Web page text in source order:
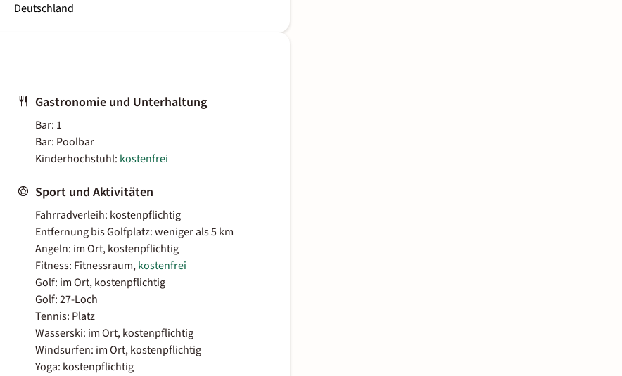
Deutschland
Gastronomie und Unterhaltung
Bar: 1
Bar: Poolbar
Kinderhochstuhl: kostenfrei
Sport und Aktivitäten
Fahrradverleih: kostenpflichtig
Entfernung bis Golfplatz: weniger als 5 km
Angeln: im Ort, kostenpflichtig
Fitness: Fitnessraum,kostenfrei
Golf: im Ort, kostenpflichtig
Golf: 27-Loch
Tennis: Platz
Wasserski: im Ort, kostenpflichtig
Windsurfen: im Ort, kostenpflichtig
Yoga: kostenpflichtig